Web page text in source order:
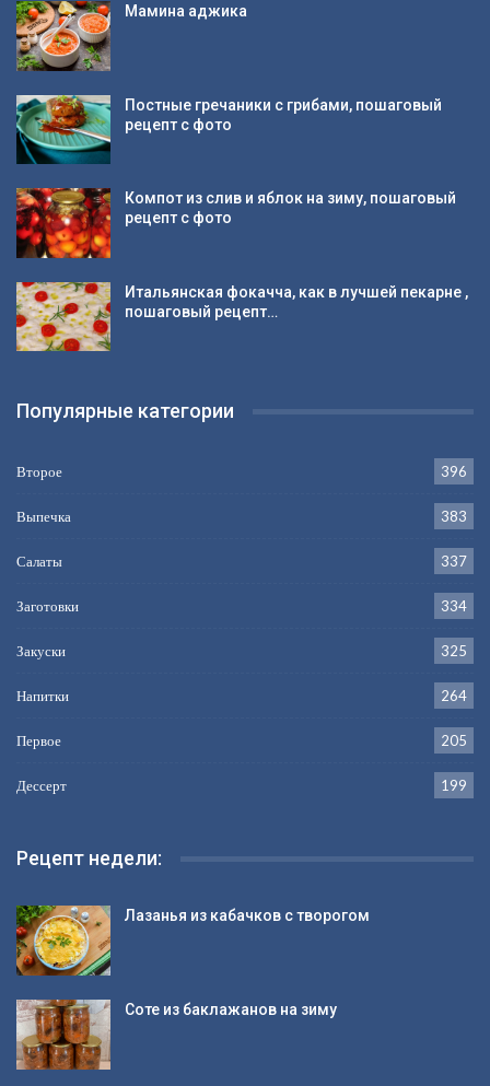
Мамина аджика
Постные гречаники с грибами, пошаговый
рецепт с фото
Компот из слив и яблок на зиму, пошаговый
рецепт с фото
Итальянская фокачча, как в лучшей пекарне ,
пошаговый рецепт…
Популярные категории
Второе 396
Выпечка 383
Салаты 337
Заготовки 334
Закуски 325
Напитки 264
Первое 205
Дессерт 199
Рецепт недели:
Лазанья из кабачков с творогом
Соте из баклажанов на зиму